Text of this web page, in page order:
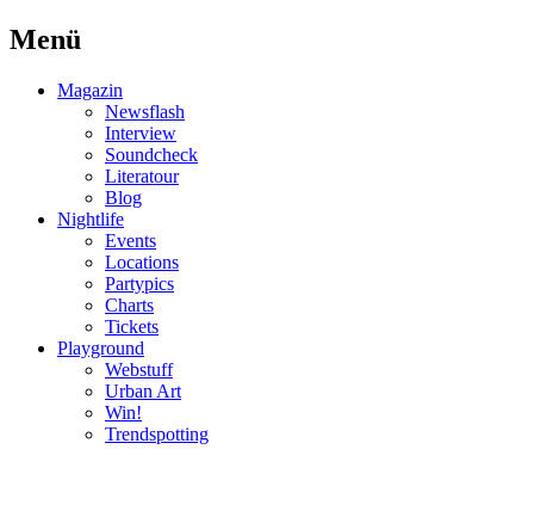
Menü
Magazin
Newsflash
Interview
Soundcheck
Literatour
Blog
Nightlife
Events
Locations
Partypics
Charts
Tickets
Playground
Webstuff
Urban Art
Win!
Trendspotting